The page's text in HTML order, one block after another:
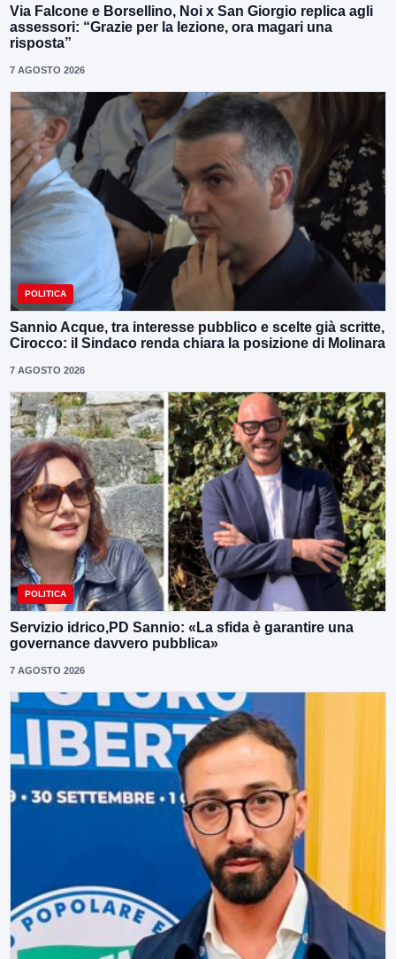
Via Falcone e Borsellino, Noi x San Giorgio replica agli
assessori: “Grazie per la lezione, ora magari una
risposta”
7 AGOSTO 2026
POLITICA
Sannio Acque, tra interesse pubblico e scelte già scritte,
Cirocco: il Sindaco renda chiara la posizione di Molinara
7 AGOSTO 2026
POLITICA
Servizio idrico,PD Sannio: «La sfida è garantire una
governance davvero pubblica»
7 AGOSTO 2026